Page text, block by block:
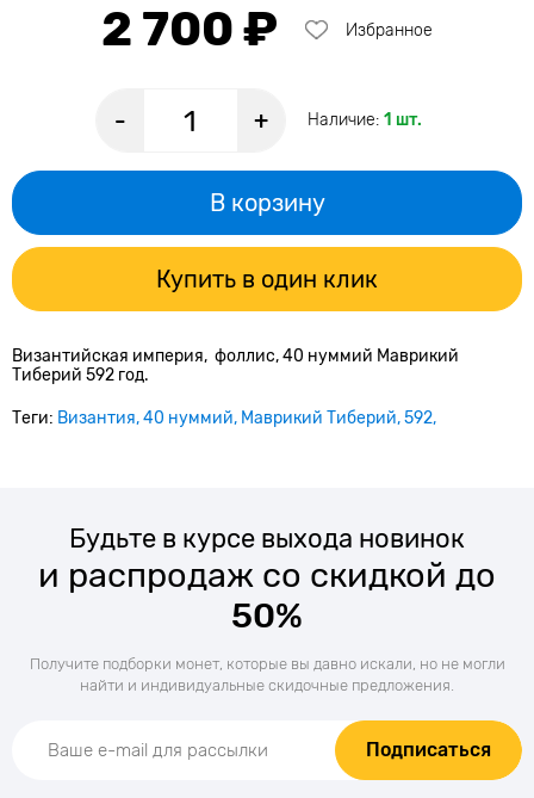
2 700 ₽ Избранное
- + Наличие: 1 шт.
В корзину
Купить в один клик
Византийская империя, фоллис, 40 нуммий Маврикий
Тиберий 592 год.
Теги: Византия 40 нуммий Маврикий Тиберий 592
Будьте в курсе выхода новинок
и распродаж со скидкой до
50%
Получите подборки монет, которые вы давно искали, но не могли
найти и индивидуальные скидочные предложения.
Подписаться